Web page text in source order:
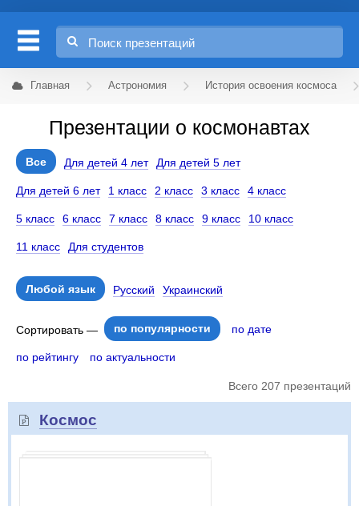
Главная Астрономия История освоения космоса
Презентации о космонавтах
Все Для детей 4 лет Для детей 5 лет
Для детей 6 лет 1 класс 2 класс 3 класс 4 класс
5 класс 6 класс 7 класс 8 класс 9 класс 10 класс
11 класс Для студентов
Любой язык Русский Украинский
Сортировать — по популярности по дате
по рейтингу по актуальности
Всего 207 презентаций
Космос